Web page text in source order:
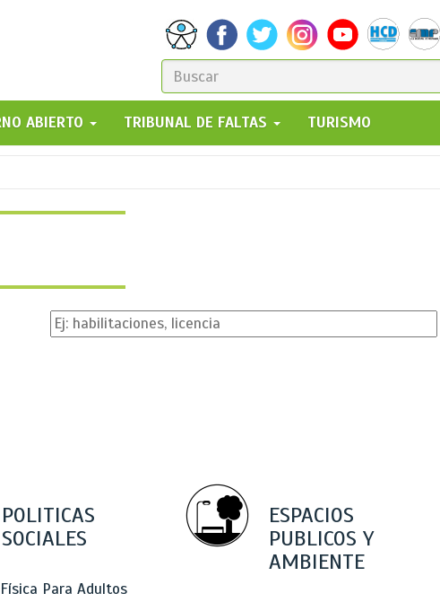
FORMULARIO
DE
BÚSQUEDA
GO!
ABIERTO TRIBUNAL DE FALTAS TURISMO
POLITICAS
SOCIALES
Para Adultos
ESPACIOS
PUBLICOS Y
AMBIENTE